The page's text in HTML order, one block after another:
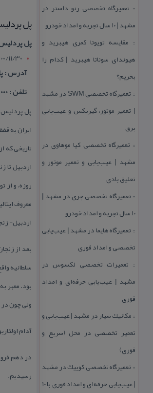
:: تعمیرگاه تخصصی رنو داستر در
مشهد | ۱۰ سال تجربه و امداد خودرو
:: مقایسه تویوتا كمری هیبرید و
هیوندای سوناتا هیبرید | كدام را
بخریم؟
::
تعمیرگاه تخصصی SWM در مشهد
| تعمیر موتور، گیربكس و عیب‌یابی
برق
:: تعمیرگاه تخصصی كیا موهاوی در
مشهد | عیب‌یابی و تعمیر موتور و
تعلیق بادی
:: تعمیرگاه تخصصی چری در مشهد |
۱۰ سال تجربه و امداد خودرو
:: تعمیرگاه هایما در مشهد | عیب‌یابی
تخصصی و امداد فوری
:: تعمیرات تخصصی لكسوس در
مشهد | عیب‌یابی حرفه‌ای و امداد
فوری
:: مكانیك سیار در مشهد | عیب‌یابی و
تعمیر تخصصی در محل (سریع و
فوری)
:: تعمیرگاه تخصصی كوییك در مشهد
| عیب‌یابی حرفه‌ای و امداد فوری با ۱۰
پل
پل
11/30
آدرس :
تلفن : 66059000-021
پل پردلیس
ایران به
تاریخی كه
اردبیل تا
روزه، و از
معروف
اردبیل-
بعد از
سلطانیه
بود. معبر
ولی چون
آدام اولئاریوس كه در سال ۱۰۴۷ هـ . ق همراه هیئت نمایندگی
در دهم
رسیدیم.